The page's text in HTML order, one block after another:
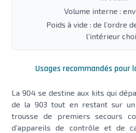
Volume interne :
Poids à vide : de l’ordre
l’intérieur
Usages recommandés pour
La 904 se destine aux kits qui
de la 903 tout en restant sur
trousse de premiers secours
d’appareils de contrôle et de